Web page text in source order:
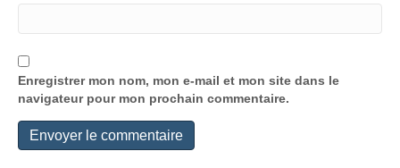
Enregistrer mon nom, mon e-mail et mon site dans le
navigateur pour mon prochain commentaire.